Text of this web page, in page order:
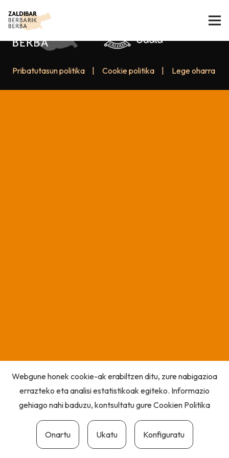
Pribatutasun politika Cookie politika Lege oharra
Webgune honek cookie-ak erabiltzen ditu, zure nabigazioa
errazteko eta analisi estatistikoak egiteko. Informazio
gehiago nahi baduzu, kontsultatu gureCookien Politika
Onartu Ukatu Konfiguratu